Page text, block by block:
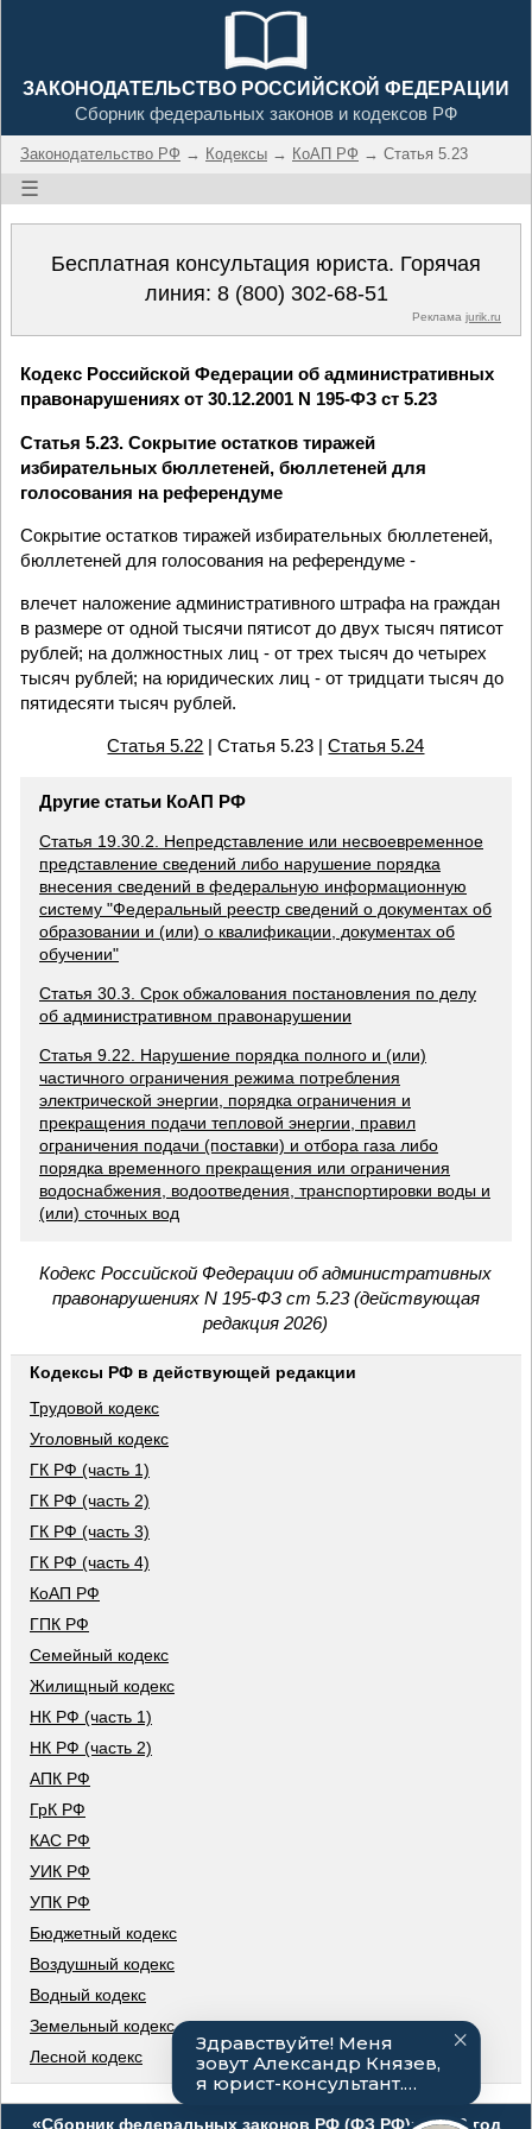
ЗАКОНОДАТЕЛЬСТВО РОССИЙСКОЙ ФЕДЕРАЦИИ
Сборник федеральных законов и кодексов РФ
Законодательство РФ → Кодексы → КоАП РФ → Статья 5.23
☰
Бесплатная консультация юриста. Горячая
линия: 8 (800) 302-68-51
Реклама jurik.ru
Кодекс Российской Федерации об административных
правонарушениях от 30.12.2001 N 195-ФЗ ст 5.23
Статья 5.23. Сокрытие остатков тиражей
избирательных бюллетеней, бюллетеней для
голосования на референдуме
Сокрытие остатков тиражей избирательных бюллетеней,
бюллетеней для голосования на референдуме -
влечет наложение административного штрафа на граждан
в размере от одной тысячи пятисот до двух тысяч пятисот
рублей; на должностных лиц - от трех тысяч до четырех
тысяч рублей; на юридических лиц - от тридцати тысяч до
пятидесяти тысяч рублей.
Статья 5.22 | Статья 5.23 |Статья 5.24
Другие статьи КоАП РФ
Статья 19.30.2. Непредставление или несвоевременное
представление сведений либо нарушение порядка
внесения сведений в федеральную информационную
систему "Федеральный реестр сведений о документах об
образовании и (или) о квалификации, документах об
обучении"
Статья 30.3. Срок обжалования постановления по делу
об административном правонарушении
Статья 9.22. Нарушение порядка полного и (или)
частичного ограничения режима потребления
электрической энергии, порядка ограничения и
прекращения подачи тепловой энергии, правил
ограничения подачи (поставки) и отбора газа либо
порядка временного прекращения или ограничения
водоснабжения, водоотведения, транспортировки воды и
(или) сточных вод
Кодекс Российской Федерации об административных
правонарушениях N 195-ФЗ ст 5.23 (действующая
редакция 2026)
Кодексы РФ в действующей редакции
Трудовой кодекс
Уголовный кодекс
ГК РФ (часть 1)
ГК РФ (часть 2)
ГК РФ (часть 3)
ГК РФ (часть 4)
КоАП РФ
ГПК РФ
Семейный кодекс
Жилищный кодекс
НК РФ (часть 1)
НК РФ (часть 2)
АПК РФ
ГрК РФ
КАС РФ
УИК РФ
УПК РФ
Бюджетный кодекс
Воздушный кодекс
Водный кодекс
Земельный кодекс
Лесной кодекс
«Сборник федеральных законов РФ (ФЗ РФ)», 2026 год